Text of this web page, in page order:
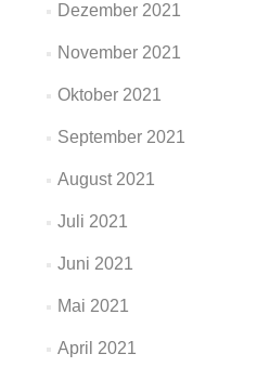
Dezember 2021
November 2021
Oktober 2021
September 2021
August 2021
Juli 2021
Juni 2021
Mai 2021
April 2021